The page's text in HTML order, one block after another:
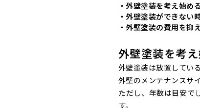
・外壁塗装を考え始め
・外壁塗装ができない
・外壁塗装の費用を抑
外壁塗装を考
外壁塗装は放置してい
外壁のメンテナンスサ
ただし、年数は目安で
す。